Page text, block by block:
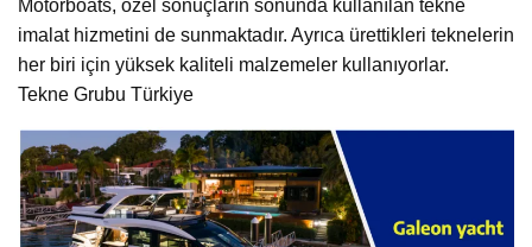
Motorboats, özel sonuçların sonunda kullanılan tekne
imalat hizmetini de sunmaktadır. Ayrıca ürettikleri teknelerin
her biri için yüksek kaliteli malzemeler kullanıyorlar.
Tekne Grubu Türkiye